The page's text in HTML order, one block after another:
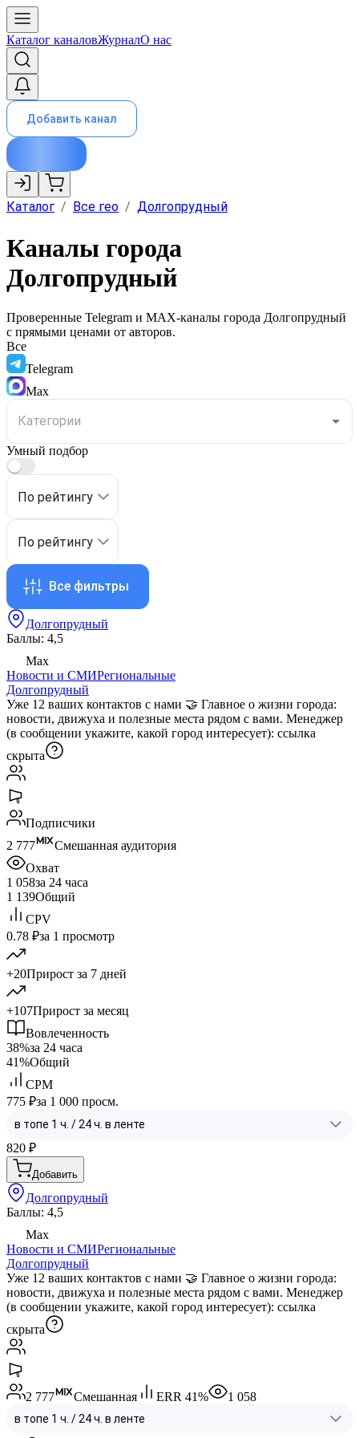
Каталог каналовЖурналО нас
Добавить канал
Каталог / Все гео / Долгопрудный
Каналы города
Долгопрудный
Проверенные Telegram и MAX-каналы города Долгопрудный
с прямыми ценами от авторов.
Все
Telegram
Max
Умный подбор
По рейтингу
По рейтингу
Все фильтры
Долгопрудный
Баллы: 4,5
Max
Новости и СМИРегиональные
Долгопрудный
Уже 12 ваших контактов с нами 🤝 Главное о жизни города:
новости, движуха и полезные места рядом с вами. Менеджер
(в сообщении укажите, какой город интересует): ссылка
скрыта
Подписчики
2 777
Смешанная аудитория
Охват
1 058за 24 часа
1 139Общий
CPV
0.78 ₽за 1 просмотр
+20Прирост за 7 дней
+107Прирост за месяц
Вовлеченность
38%за 24 часа
41%Общий
CPM
775 ₽за 1 000 просм.
820 ₽
Добавить
Долгопрудный
Баллы: 4,5
Max
Новости и СМИРегиональные
Долгопрудный
Уже 12 ваших контактов с нами 🤝 Главное о жизни города:
новости, движуха и полезные места рядом с вами. Менеджер
(в сообщении укажите, какой город интересует): ссылка
скрыта
2 777 Смешанная ERR 41% 1 058